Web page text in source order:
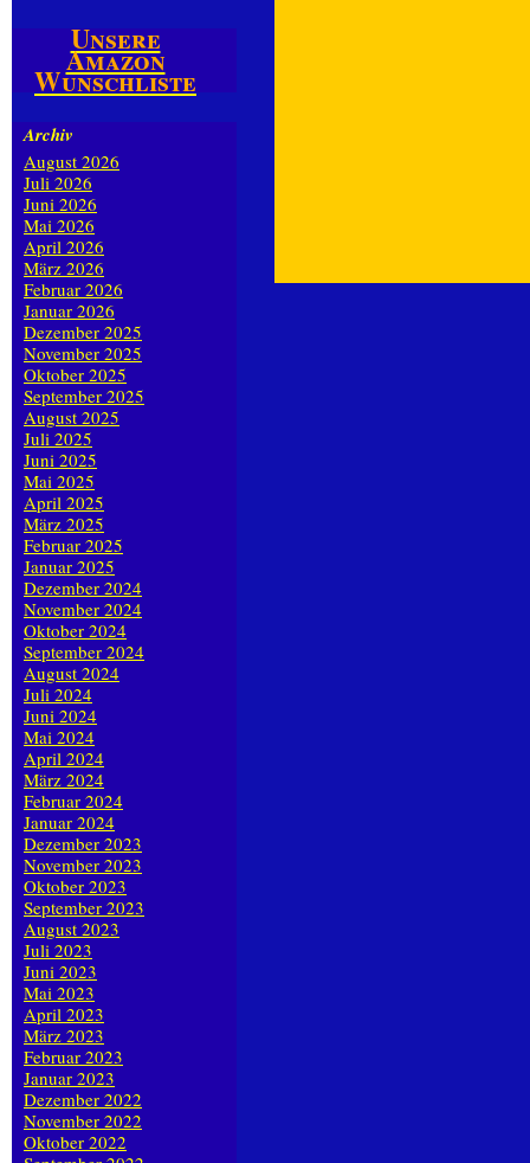
Unsere
Amazon
Wunschliste
Archiv
August 2026
Juli 2026
Juni 2026
Mai 2026
April 2026
März 2026
Februar 2026
Januar 2026
Dezember 2025
November 2025
Oktober 2025
September 2025
August 2025
Juli 2025
Juni 2025
Mai 2025
April 2025
März 2025
Februar 2025
Januar 2025
Dezember 2024
November 2024
Oktober 2024
September 2024
August 2024
Juli 2024
Juni 2024
Mai 2024
April 2024
März 2024
Februar 2024
Januar 2024
Dezember 2023
November 2023
Oktober 2023
September 2023
August 2023
Juli 2023
Juni 2023
Mai 2023
April 2023
März 2023
Februar 2023
Januar 2023
Dezember 2022
November 2022
Oktober 2022